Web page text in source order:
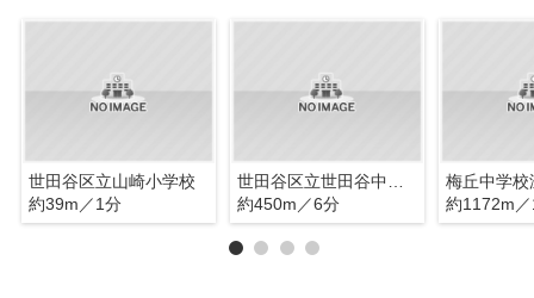
世田谷区立山崎小学校
約39m／1分
約450m／6分
梅丘中学校
約1172m